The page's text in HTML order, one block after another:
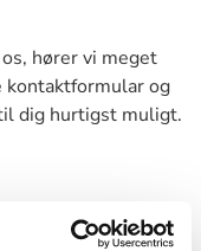
hører vi meget
kontaktformular og
dig hurtigst muligt.